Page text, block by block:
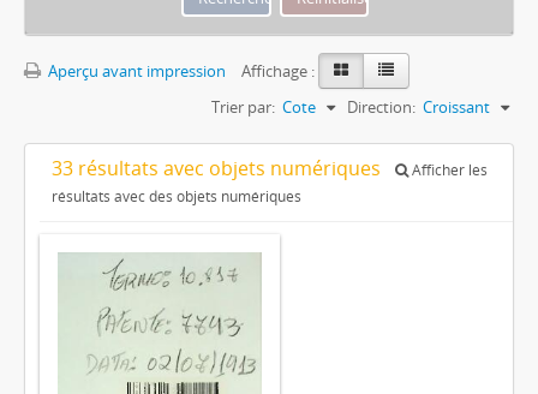
Aperçu avant impression
Affichage :
Trier par: Cote Direction: Croissant
33 résultats avec objets numériques
Afficher les
résultats avec des objets numériques